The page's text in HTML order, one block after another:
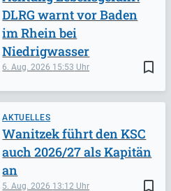
bookmark_border
6. Aug. 2026 15:53
DLRG warnt vor Baden
im Rhein bei
Niedrigwasser
AKTUELLES
bookmark_border
5. Aug. 2026 13:12
Wanitzek führt den KSC
auch 2026/27 als Kapitän
an